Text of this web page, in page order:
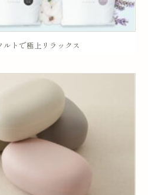
トで極上リラックス